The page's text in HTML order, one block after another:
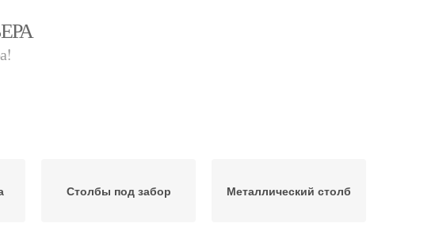
Столбы под забор Металлический столб